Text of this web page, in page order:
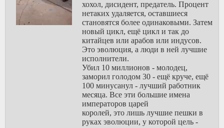
Всё азиатское
экономическое чудо, как
и ссср,
это европейская
эскпансия технологий,
рынков, хотя у нас хотя
бы были гонимые
системой учёные. У
каждой цивилизации
есть своя вершина
развития
которую Азия видимо
достигла в тот момент,
но дальше не смогла бы
хохол, дисидент, предатель. Процент
нетаких удаляется, оставшиеся
становятся более одинаковыми. Затем
новый цикл, ещё цикл и так до
китайцев или арабов или индусов.
Это эволюция, а люди в ней лучшие
исполнители.
Убил 10 миллионов - молодец,
заморил голодом 30 - ещё круче, ещё
100 минусанул - лучший работник
месяца. Все эти большие имена
императоров царей
королей, это лишь лучшие пешки в
руках эволюции, у которой цель -